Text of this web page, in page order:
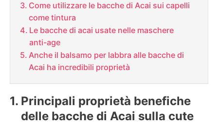
Come utilizzare le bacche di Acai sui capelli
come tintura
Le bacche di acai usate nelle maschere
anti-age
Anche il balsamo per labbra alle bacche di
Acai ha incredibili proprietà
Principali proprietà benefiche
delle bacche di Acai sulla cute